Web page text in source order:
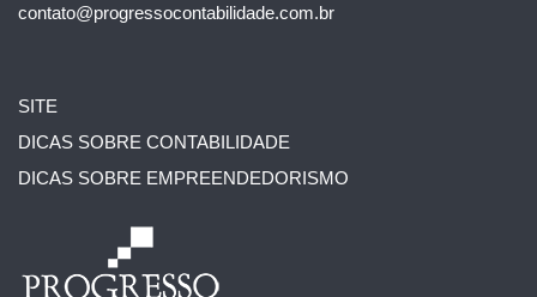
contato@progressocontabilidade.com.br
SITE
DICAS SOBRE CONTABILIDADE
DICAS SOBRE EMPREENDEDORISMO